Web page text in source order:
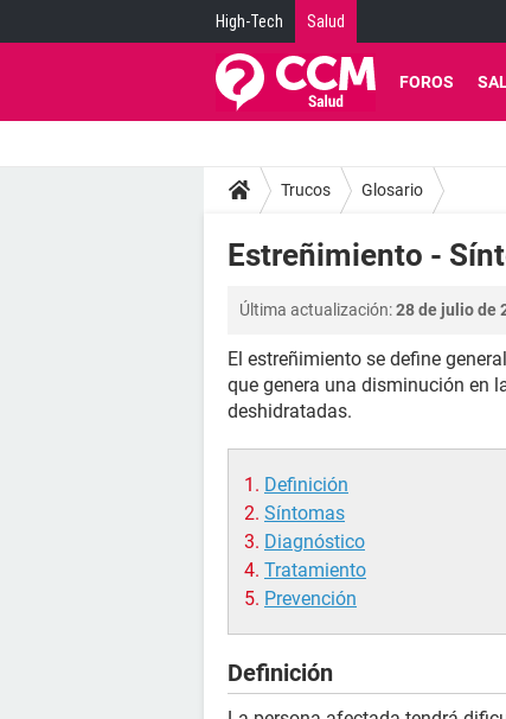
High-Tech Salud
FOROS
Trucos Glosario
Estreñimiento -
Última actualización:28 de julio de
El estreñimiento se define
que genera una disminución en
deshidratadas.
Definición
Síntomas
Diagnóstico
Tratamiento
Prevención
Definición